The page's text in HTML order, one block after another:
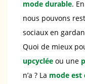
mode durable.
nous pouvons
sociaux en
Quoi de mieux
upcyclée ou une
n’a ? La mode est